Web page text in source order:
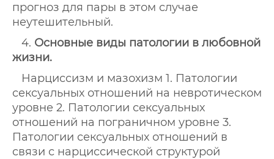
прогноз для пары в этом случае
неутешительный.
4. Основные виды патологии в любовной
жизни.
Нарциссизм и мазохизм 1. Патологии
сексуальных отношений на невротическом
уровне 2. Патологии сексуальных
отношений на пограничном уровне 3.
Патологии сексуальных отношений в
связи с нарциссической структурой